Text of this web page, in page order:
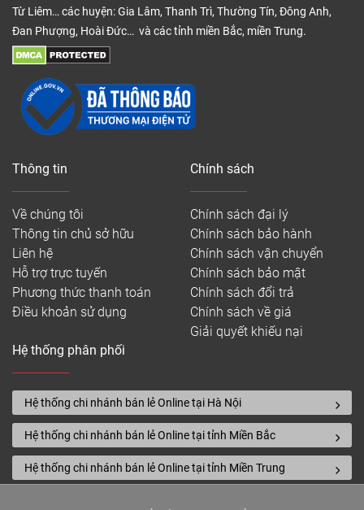
Từ Liêm… các huyện: Gia Lâm, Thanh Trì, Thường Tín, Đông Anh,
Đan Phượng, Hoài Đức… và các tỉnh miền Bắc, miền Trung.
Thông tin
Về chúng tôi
Thông tin chủ sở hữu
Liên hệ
Hỗ trợ trực tuyến
Phương thức thanh toán
Điều khoản sử dụng
Chính sách
Chính sách đại lý
Chính sách bảo hành
Chính sách vận chuyển
Chính sách bảo mật
Chính sách đổi trả
Chính sách về giá
Giải quyết khiếu nại
Hệ thống phân phối
Hệ thống chi nhánh bán lẻ Online tại Hà Nội
Hệ thống chi nhánh bán lẻ Online tại tỉnh Miền Bắc
Hệ thống chi nhánh bán lẻ Online tại tỉnh Miền Trung